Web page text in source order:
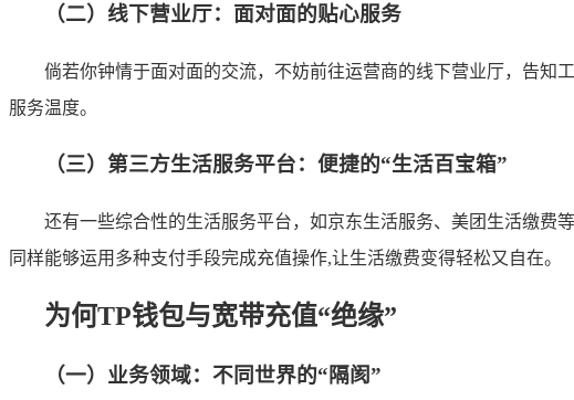
（二）线下营业厅：面对面的贴心服务
倘若你钟情于面对面的交流，不妨前往运营商的线下营业厅，告知
服务温度。
（三）第三方生活服务平台：便捷的“生活百宝箱”
还有一些综合性的生活服务平台，如京东生活服务、美团生活缴费
同样能够运用多种支付手段完成充值操作,让生活缴费变得轻松又自在。
为何TP钱包与宽带充值“绝缘”
（一）业务领域：不同世界的“隔阂”